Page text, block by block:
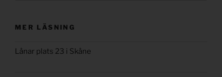
MER LÄSNING
Lånar plats 23 i Skåne